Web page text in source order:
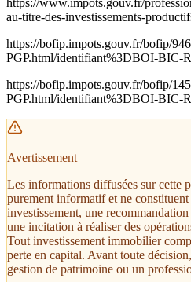
au-titre-des-investissements-
https://bofip.impots.gouv.fr/bofip/
PGP.html/identifiant%3DBOI-BIC-
https://bofip.impots.gouv.fr/bofip/
PGP.html/identifiant%3DBOI-BIC-
Avertissement
Les informations diffusées sur cette
purement informatif et ne
investissement, une
une incitation à réaliser des
Tout investissement immobilier
perte en capital. Avant toute
gestion de patrimoine ou un